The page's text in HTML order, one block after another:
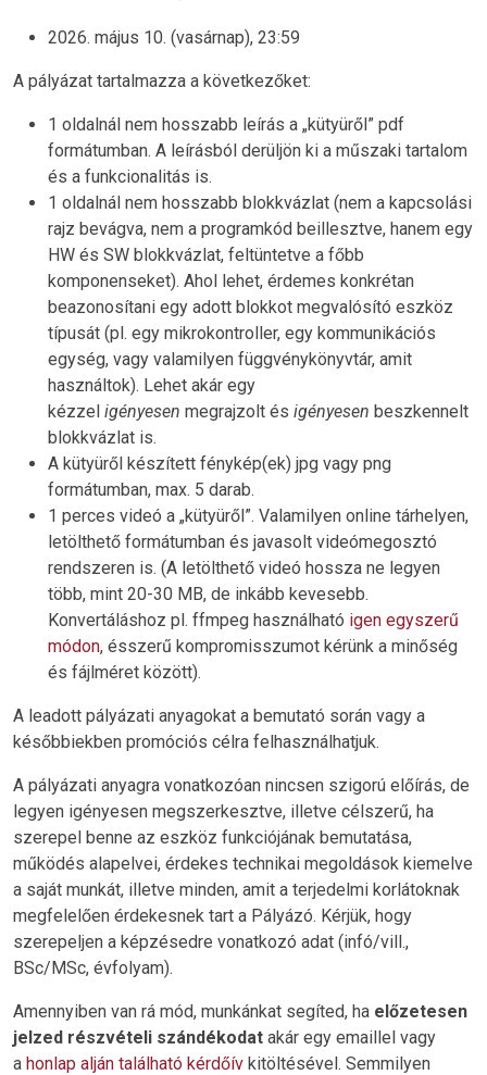
2026. május 10. (vasárnap), 23:59
A pályázat tartalmazza a következőket:
1 oldalnál nem hosszabb leírás a „kütyüről” pdf
formátumban. A leírásból derüljön ki a műszaki tartalom
és a funkcionalitás is.
1 oldalnál nem hosszabb blokkvázlat (nem a kapcsolási
rajz bevágva, nem a programkód beillesztve, hanem egy
HW és SW blokkvázlat, feltüntetve a főbb
komponenseket). Ahol lehet, érdemes konkrétan
beazonosítani egy adott blokkot megvalósító eszköz
típusát (pl. egy mikrokontroller, egy kommunikációs
egység, vagy valamilyen függvénykönyvtár, amit
használtok). Lehet akár egy
kézzel igényesen megrajzolt és igényesen beszkennelt
blokkvázlat is.
A kütyüről készített fénykép(ek) jpg vagy png
formátumban, max. 5 darab.
1 perces videó a „kütyüről”. Valamilyen online tárhelyen,
letölthető formátumban és javasolt videómegosztó
rendszeren is. (A letölthető videó hossza ne legyen
több, mint 20-30 MB, de inkább kevesebb.
Konvertáláshoz pl. ffmpeg használható igen egyszerű
módon, ésszerű kompromisszumot kérünk a minőség
és fájlméret között).
A leadott pályázati anyagokat a bemutató során vagy a
későbbiekben promóciós célra felhasználhatjuk.
A pályázati anyagra vonatkozóan nincsen szigorú előírás, de
legyen igényesen megszerkesztve, illetve célszerű, ha
szerepel benne az eszköz funkciójának bemutatása,
működés alapelvei, érdekes technikai megoldások kiemelve
a saját munkát, illetve minden, amit a terjedelmi korlátoknak
megfelelően érdekesnek tart a Pályázó. Kérjük, hogy
szerepeljen a képzésedre vonatkozó adat (infó/vill.,
BSc/MSc, évfolyam).
Amennyiben van rá mód, munkánkat segíted, ha előzetesen
jelzed részvételi szándékodat akár egy emaillel vagy
a honlap alján található kérdőív kitöltésével. Semmilyen